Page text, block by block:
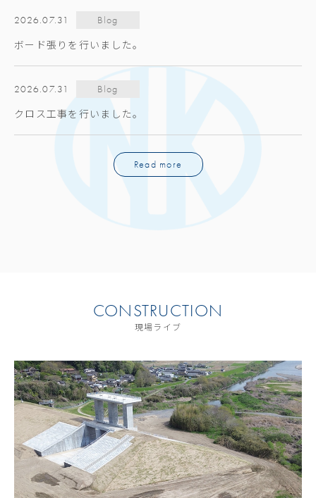
2026.07.31 Blog
ボード張りを行いました。
2026.07.31 Blog
クロス工事を行いました。
Read more
CONSTRUCTION
現場ライブ